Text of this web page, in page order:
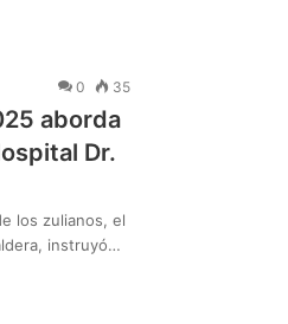
0 35
aborda
Dr.
los zulianos, el
instruyó…